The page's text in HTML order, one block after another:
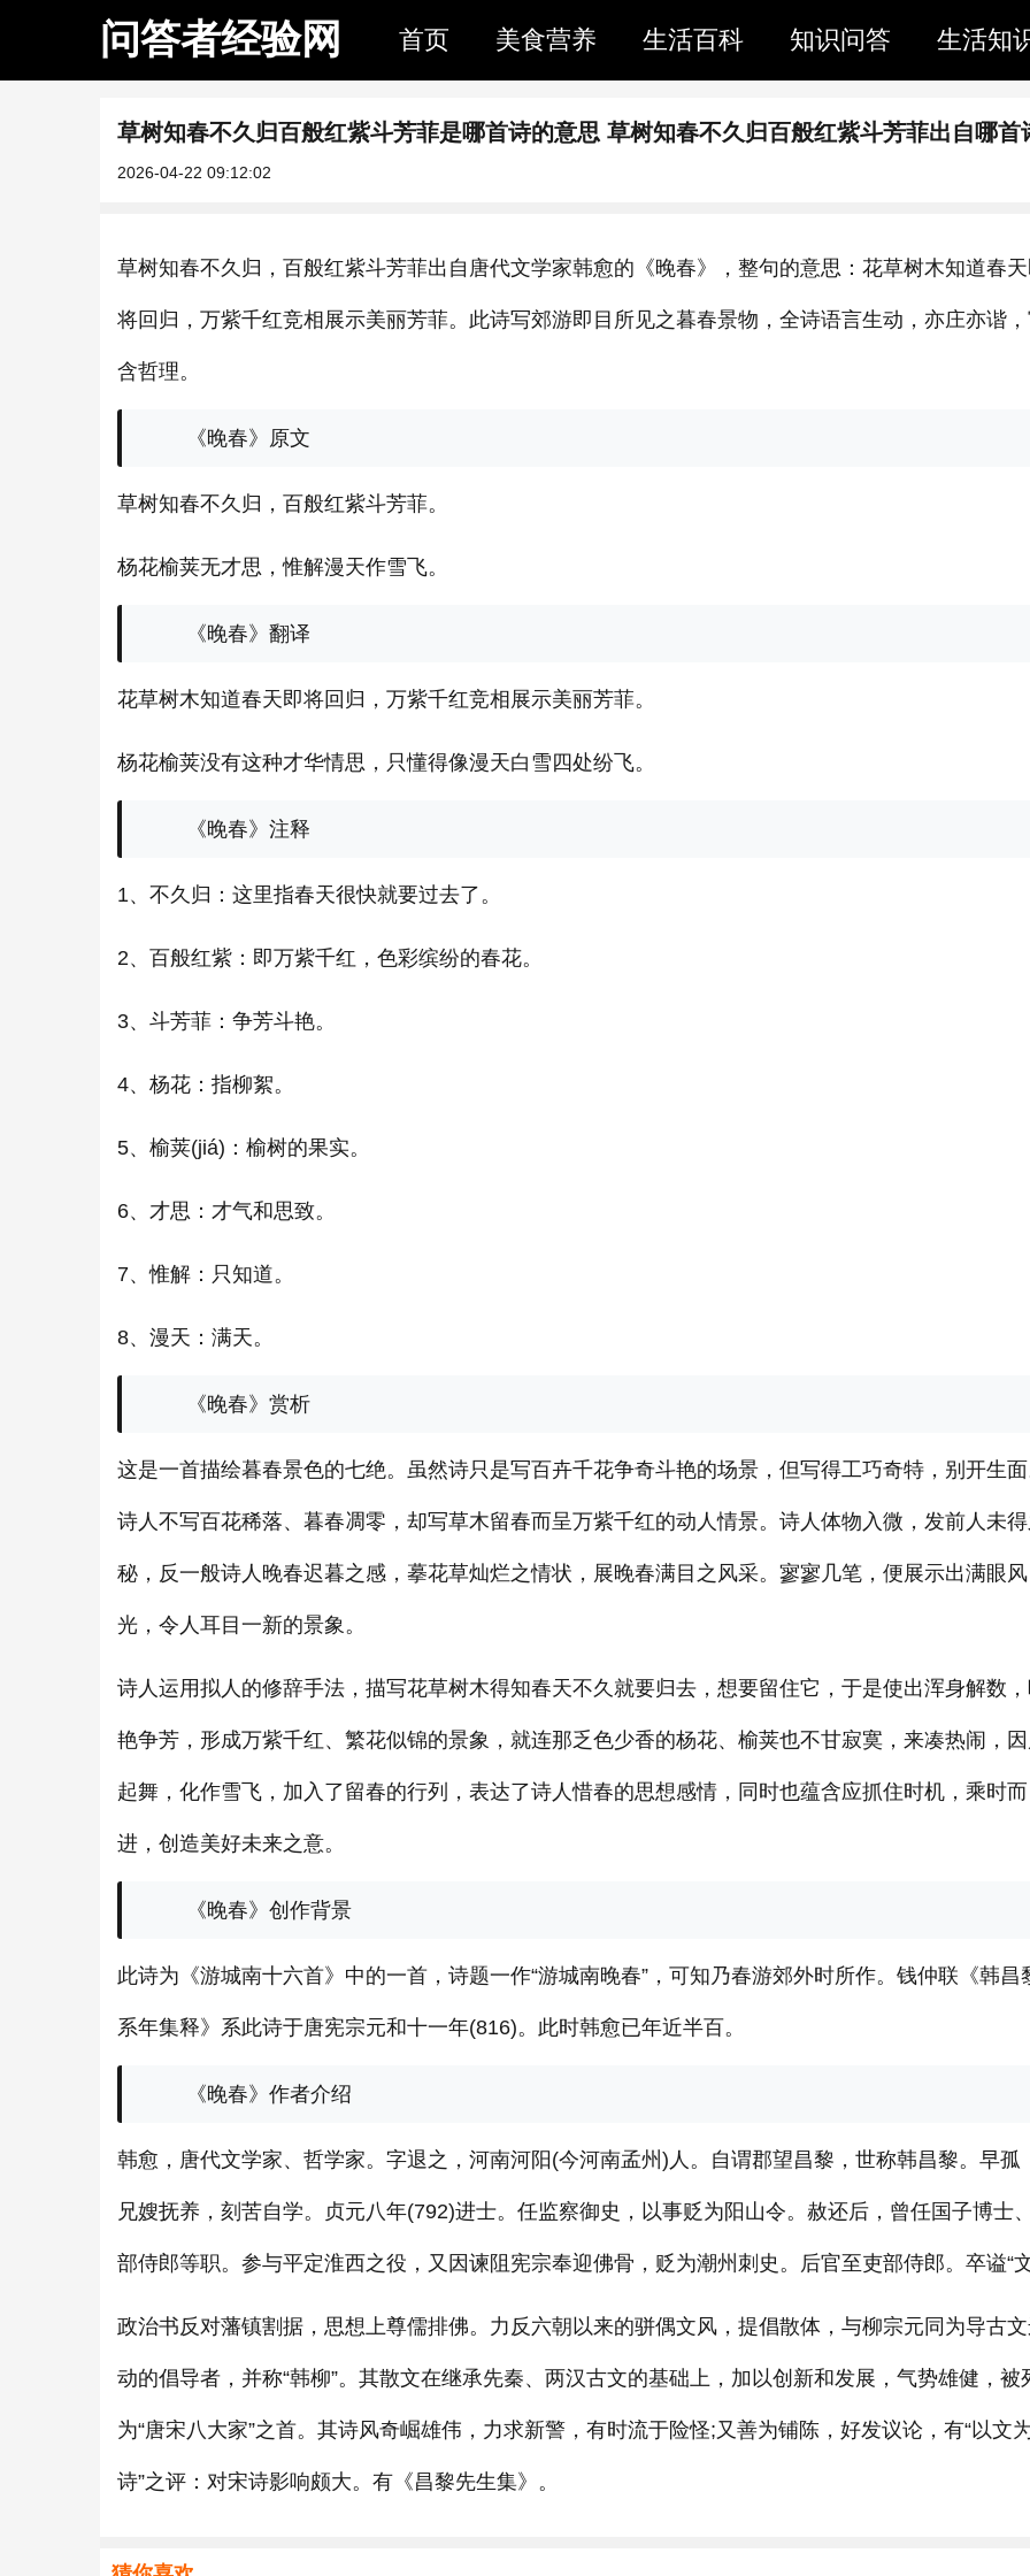
问答者经验网 首页 美食营养 生活百科 知识问答 生活知
草树知春不久归百般红紫斗芳菲是哪首诗的意思 草树知春不久归百般红紫斗芳菲出自哪首
2026-04-22 09:12:02
草树知春不久归，百般红紫斗芳菲出自唐代文学家韩愈的《晚春》，整句的意思：花草树木知道春
将回归，万紫千红竞相展示美丽芳菲。此诗写郊游即目所见之暮春景物，全诗语言生动，亦庄亦谐
含哲理。
《晚春》原文
草树知春不久归，百般红紫斗芳菲。
杨花榆荚无才思，惟解漫天作雪飞。
《晚春》翻译
花草树木知道春天即将回归，万紫千红竞相展示美丽芳菲。
杨花榆荚没有这种才华情思，只懂得像漫天白雪四处纷飞。
《晚春》注释
1、不久归：这里指春天很快就要过去了。
2、百般红紫：即万紫千红，色彩缤纷的春花。
3、斗芳菲：争芳斗艳。
4、杨花：指柳絮。
5、榆荚(jiá)：榆树的果实。
6、才思：才气和思致。
7、惟解：只知道。
8、漫天：满天。
《晚春》赏析
这是一首描绘暮春景色的七绝。虽然诗只是写百卉千花争奇斗艳的场景，但写得工巧奇特，别开生
诗人不写百花稀落、暮春凋零，却写草木留春而呈万紫千红的动人情景。诗人体物入微，发前人未
秘，反一般诗人晚春迟暮之感，摹花草灿烂之情状，展晚春满目之风采。寥寥几笔，便展示出满眼风
光，令人耳目一新的景象。
诗人运用拟人的修辞手法，描写花草树木得知春天不久就要归去，想要留住它，于是使出浑身解数
艳争芳，形成万紫千红、繁花似锦的景象，就连那乏色少香的杨花、榆荚也不甘寂寞，来凑热闹，
起舞，化作雪飞，加入了留春的行列，表达了诗人惜春的思想感情，同时也蕴含应抓住时机，乘时而
进，创造美好未来之意。
《晚春》创作背景
此诗为《游城南十六首》中的一首，诗题一作“游城南晚春”，可知乃春游郊外时所作。钱仲联《韩昌
系年集释》系此诗于唐宪宗元和十一年(816)。此时韩愈已年近半百。
《晚春》作者介绍
韩愈，唐代文学家、哲学家。字退之，河南河阳(今河南孟州)人。自谓郡望昌黎，世称韩昌黎。早孤
兄嫂抚养，刻苦自学。贞元八年(792)进士。任监察御史，以事贬为阳山令。赦还后，曾任国子博士
部侍郎等职。参与平定淮西之役，又因谏阻宪宗奉迎佛骨，贬为潮州刺史。后官至吏部侍郎。卒谥“
政治书反对藩镇割据，思想上尊儒排佛。力反六朝以来的骈偶文风，提倡散体，与柳宗元同为导古
动的倡导者，并称“韩柳”。其散文在继承先秦、两汉古文的基础上，加以创新和发展，气势雄健，被
为“唐宋八大家”之首。其诗风奇崛雄伟，力求新警，有时流于险怪;又善为铺陈，好发议论，有“以文
诗”之评：对宋诗影响颇大。有《昌黎先生集》。